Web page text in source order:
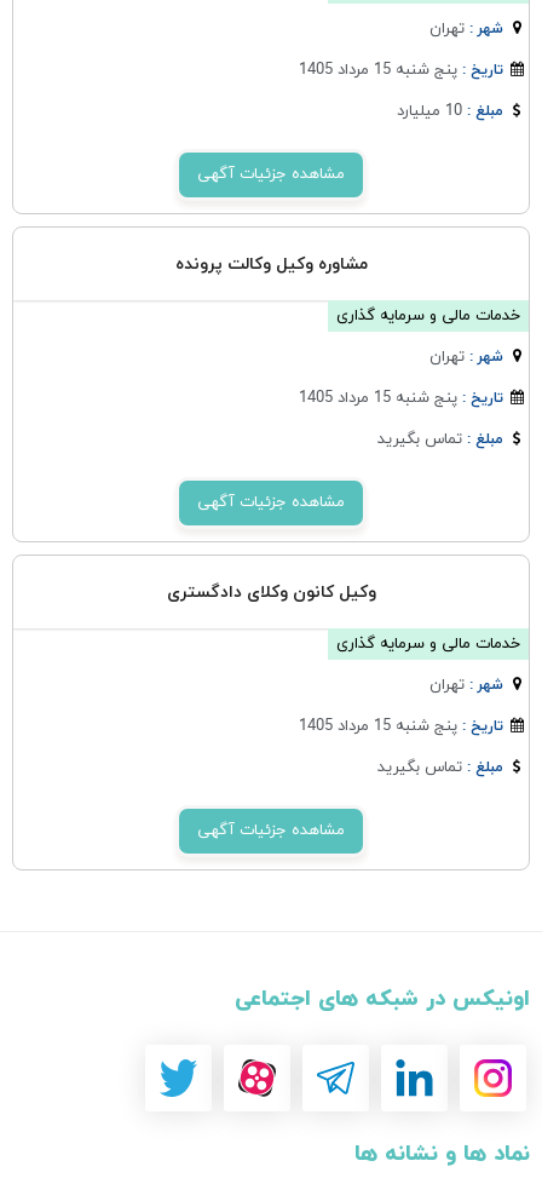
شهر :تهران
تاریخ :پنج شنبه 15 مرداد 1405
مبلغ :10 میلیارد
مشاهده جزئیات آگهی
مشاوره وکیل وکالت پرونده
خدمات مالی و سرمایه گذاری
شهر :تهران
تاریخ :پنج شنبه 15 مرداد 1405
مبلغ :تماس بگیرید
مشاهده جزئیات آگهی
وکیل کانون وکلای دادگستری
خدمات مالی و سرمایه گذاری
شهر :تهران
تاریخ :پنج شنبه 15 مرداد 1405
مبلغ :تماس بگیرید
مشاهده جزئیات آگهی
اونیکس در شبکه های اجتماعی
نماد ها و نشانه ها